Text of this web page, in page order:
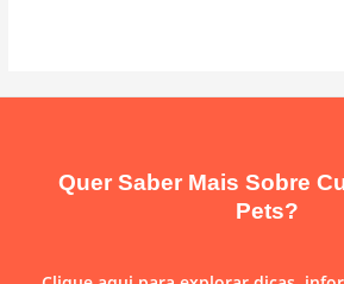
Quer Saber Mais Sobre
Pets?